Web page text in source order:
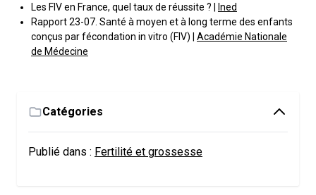
Les FIV en France, quel taux de réussite ? |
Ined
Rapport 23-07. Santé à moyen et à long terme des enfants
conçus par fécondation in vitro (FIV) | Académie Nationale
de Médecine
Catégories
Publié dans : Fertilité et grossesse